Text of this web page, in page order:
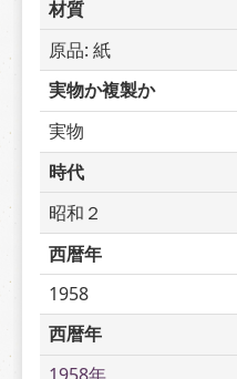
材質
原品: 紙
実物か複製か
実物
時代
昭和２
西暦年
1958
西暦年